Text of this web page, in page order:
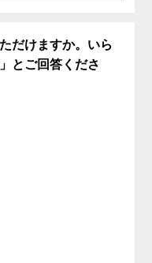
だけますか。いら
とご回答くださ